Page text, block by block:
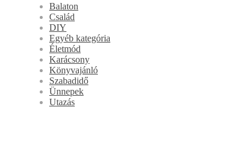
Balaton
Család
DIY
Egyéb kategória
Életmód
Karácsony
Könyvajánló
Szabadidő
Ünnepek
Utazás